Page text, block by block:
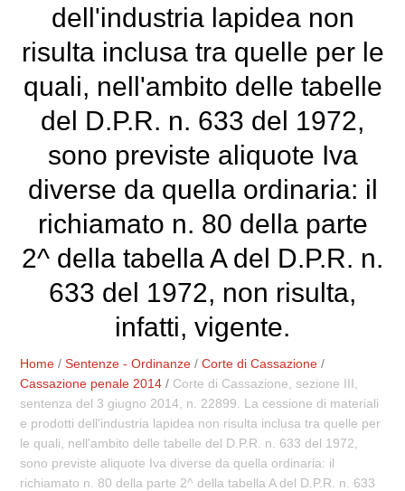
dell'industria lapidea non
risulta inclusa tra quelle per le
quali, nell'ambito delle tabelle
del D.P.R. n. 633 del 1972,
sono previste aliquote Iva
diverse da quella ordinaria: il
richiamato n. 80 della parte
2^ della tabella A del D.P.R. n.
633 del 1972, non risulta,
infatti, vigente.
Home /Sentenze - Ordinanze /Corte di Cassazione /
Cassazione penale 2014 / Corte di Cassazione, sezione III,
sentenza del 3 giugno 2014, n. 22899. La cessione di materiali
e prodotti dell'industria lapidea non risulta inclusa tra quelle per
le quali, nell'ambito delle tabelle del D.P.R. n. 633 del 1972,
sono previste aliquote Iva diverse da quella ordinaria: il
richiamato n. 80 della parte 2^ della tabella A del D.P.R. n. 633